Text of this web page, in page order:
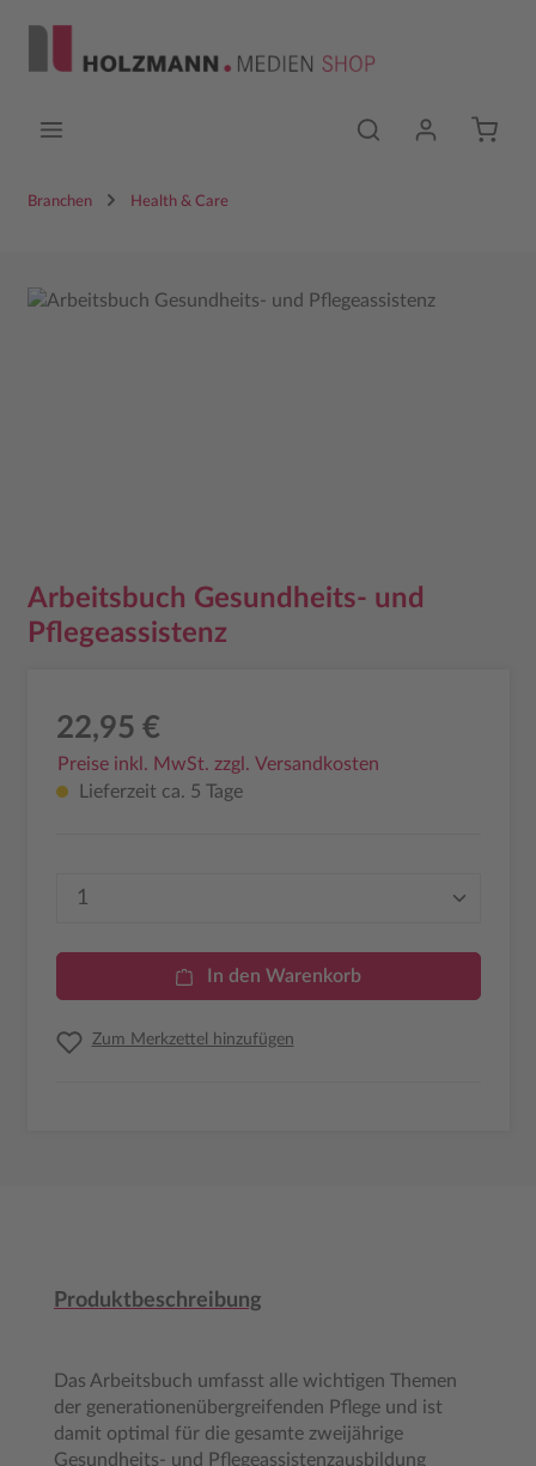
Branchen Health & Care
Bildergalerie überspringen
Arbeitsbuch Gesundheits- und
Pflegeassistenz
22,95 €
Preise inkl. MwSt. zzgl. Versandkosten
Lieferzeit ca. 5 Tage
Produkt Anzahl: Gib den gewünschten
In den Warenkorb
Zum Merkzettel hinzufügen
Produktbeschreibung
Das Arbeitsbuch umfasst alle wichtigen Themen
der generationenübergreifenden Pflege und ist
damit optimal für die gesamte zweijährige
Gesundheits- und Pflegeassistenzausbildung